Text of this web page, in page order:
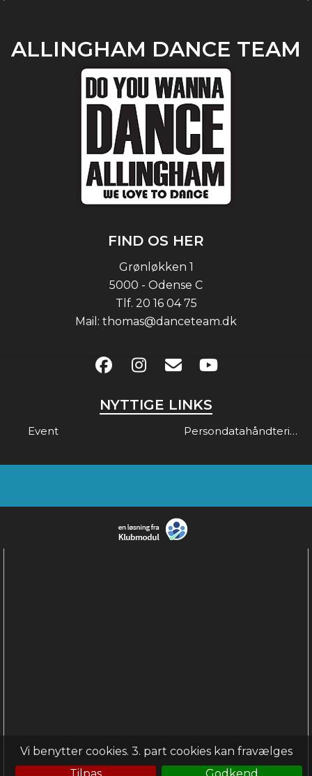
Vi benytter cookies. 3. part cookies kan fravælges
ALLINGHAM DANCE TEAM
FIND OS HER
Grønløkken 1
5000 - Odense C
Tlf. 20 16 04 75
Mail: thomas@danceteam.dk
NYTTIGE LINKS
Event Persondatahåndtering & Gdpr